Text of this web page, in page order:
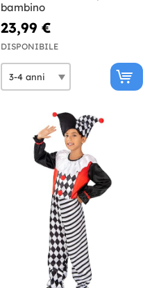
bambino
23,99 €
DISPONIBILE